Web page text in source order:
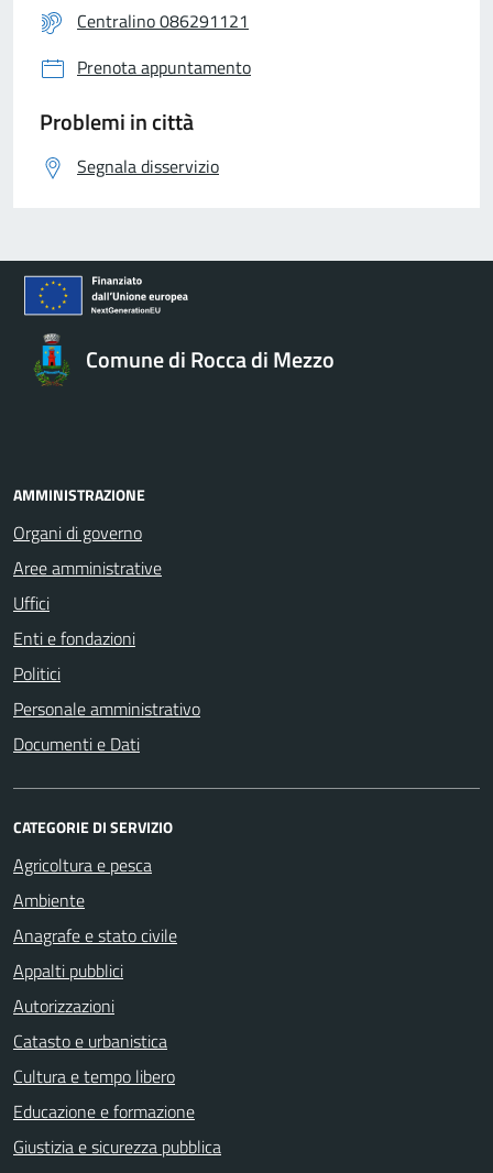
Centralino 086291121
Prenota appuntamento
Problemi in città
Segnala disservizio
Comune di Rocca di Mezzo
AMMINISTRAZIONE
Organi di governo
Aree amministrative
Uffici
Enti e fondazioni
Politici
Personale amministrativo
Documenti e Dati
CATEGORIE DI SERVIZIO
Agricoltura e pesca
Ambiente
Anagrafe e stato civile
Appalti pubblici
Autorizzazioni
Catasto e urbanistica
Cultura e tempo libero
Educazione e formazione
Giustizia e sicurezza pubblica